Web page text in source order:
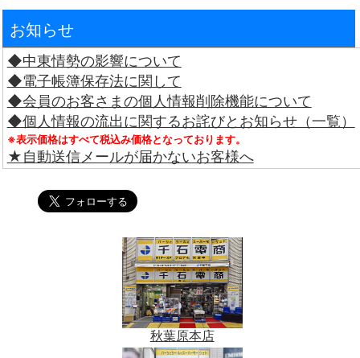
お知らせ
◆中東情勢の影響について
◆電子帳簿保存法に関して
◆会員のお客さまの個人情報削除機能について
◆個人情報の流出に関するお詫びとお知らせ（一覧）
※表示価格はすべて税込み価格となっております。
★自動送信メールが届かないお客様へ
秋葉原本店